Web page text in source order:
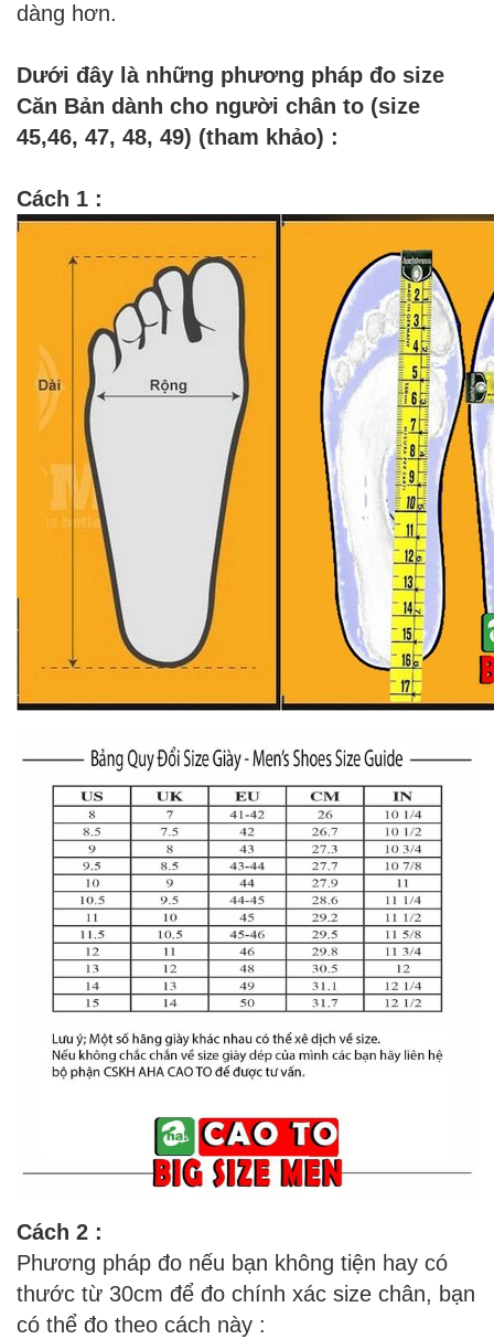
dàng hơn.
Dưới đây là những phương pháp đo size
Căn Bản dành cho người chân to (size
45,46, 47, 48, 49) (tham khảo) :
Cách 1 :
Cách 2 :
Phương pháp đo nếu bạn không tiện hay có
thước từ 30cm để đo chính xác size chân, bạn
có thể đo theo cách này :